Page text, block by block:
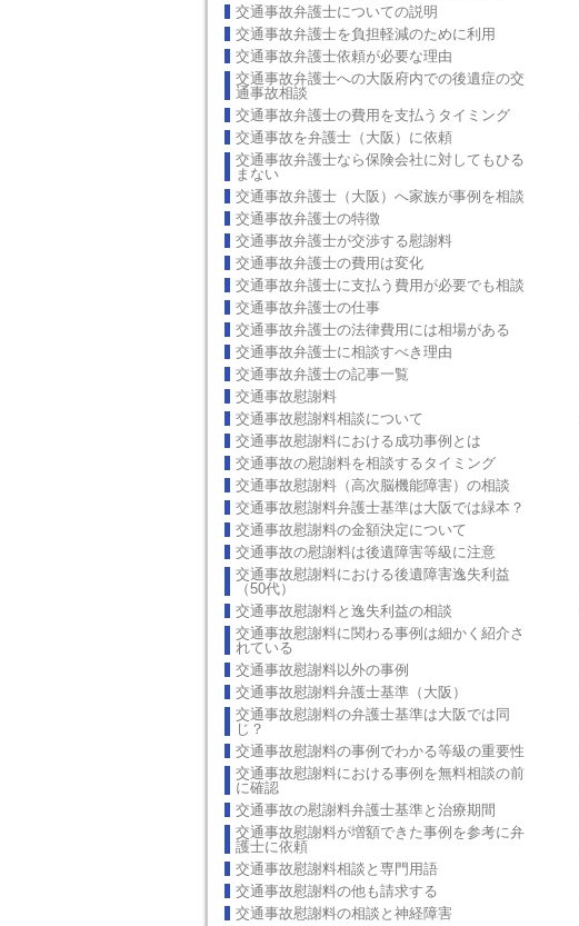
交通事故弁護士についての説明
交通事故弁護士を負担軽減のために利用
交通事故弁護士依頼が必要な理由
交通事故弁護士への大阪府内での後遺症の交
通事故相談
交通事故弁護士の費用を支払うタイミング
交通事故を弁護士（大阪）に依頼
交通事故弁護士なら保険会社に対してもひる
まない
交通事故弁護士（大阪）へ家族が事例を相談
交通事故弁護士の特徴
交通事故弁護士が交渉する慰謝料
交通事故弁護士の費用は変化
交通事故弁護士に支払う費用が必要でも相談
交通事故弁護士の仕事
交通事故弁護士の法律費用には相場がある
交通事故弁護士に相談すべき理由
交通事故弁護士の記事一覧
交通事故慰謝料
交通事故慰謝料相談について
交通事故慰謝料における成功事例とは
交通事故の慰謝料を相談するタイミング
交通事故慰謝料（高次脳機能障害）の相談
交通事故慰謝料弁護士基準は大阪では緑本？
交通事故慰謝料の金額決定について
交通事故の慰謝料は後遺障害等級に注意
交通事故慰謝料における後遺障害逸失利益
（50代）
交通事故慰謝料と逸失利益の相談
交通事故慰謝料に関わる事例は細かく紹介さ
れている
交通事故慰謝料以外の事例
交通事故慰謝料弁護士基準（大阪）
交通事故慰謝料の弁護士基準は大阪では同
じ？
交通事故慰謝料の事例でわかる等級の重要性
交通事故慰謝料における事例を無料相談の前
に確認
交通事故の慰謝料弁護士基準と治療期間
交通事故慰謝料が増額できた事例を参考に弁
護士に依頼
交通事故慰謝料相談と専門用語
交通事故慰謝料の他も請求する
交通事故慰謝料の相談と神経障害